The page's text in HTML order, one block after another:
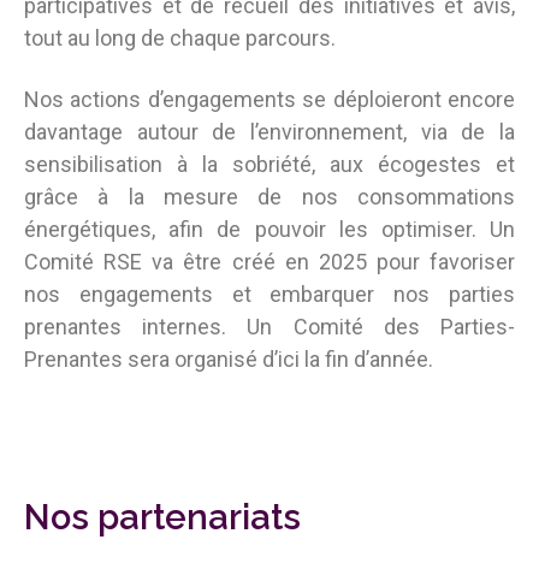
participatives et de recueil des initiatives et avis,
tout au long de chaque parcours.
Nos actions d’engagements se déploieront encore
davantage autour de l’environnement, via de la
sensibilisation à la sobriété, aux écogestes et
grâce à la mesure de nos consommations
énergétiques, afin de pouvoir les optimiser. Un
Comité RSE va être créé en 2025 pour favoriser
nos engagements et embarquer nos parties
prenantes internes. Un Comité des Parties-
Prenantes sera organisé d’ici la fin d’année.
Nos partenariats